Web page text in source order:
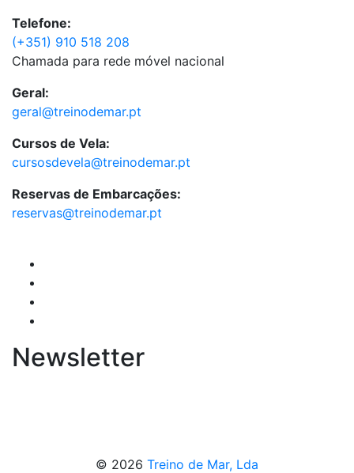
Telefone:
(+351) 910 518 208
Chamada para rede móvel nacional
Geral:
geral@treinodemar.pt
Cursos de Vela:
cursosdevela@treinodemar.pt
Reservas de Embarcações:
reservas@treinodemar.pt
Newsletter
© 2026 Treino de Mar, Lda